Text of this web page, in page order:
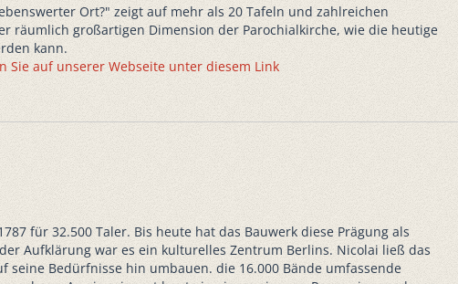
Ort?" zeigt auf mehr als 20 Tafeln und zahlreichen
räumlich großartigen Dimension der Parochialkirche, wie die heutige
kann.
auf unserer Webseite unter diesem Link
für 32.500 Taler. Bis heute hat das Bauwerk diese Prägung als
Aufklärung war es ein kulturelles Zentrum Berlins. Nicolai ließ das
Bedürfnisse hin umbauen. die 16.000 Bände umfassende